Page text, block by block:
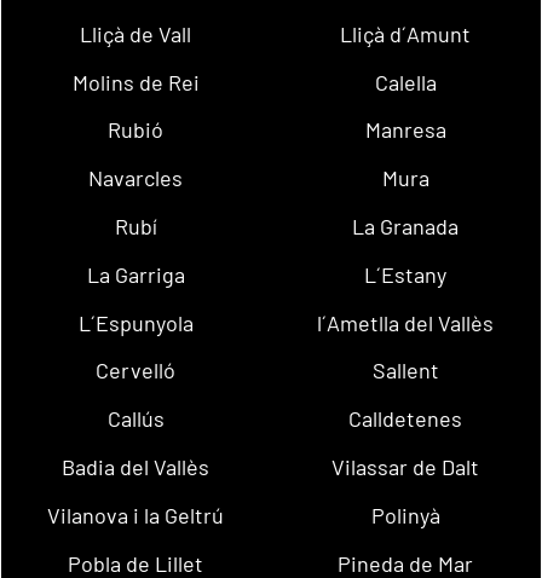
Lliçà de Vall
Lliçà d´Amunt
Molins de Rei
Calella
Rubió
Manresa
Navarcles
Mura
Rubí
La Granada
La Garriga
L´Estany
L´Espunyola
l´Ametlla del Vallès
Cervelló
Sallent
Callús
Calldetenes
Badia del Vallès
Vilassar de Dalt
Vilanova i la Geltrú
Polinyà
Pobla de Lillet
Pineda de Mar